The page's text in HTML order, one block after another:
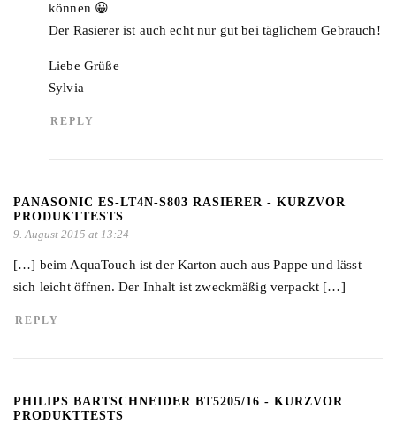
können 😀
Der Rasierer ist auch echt nur gut bei täglichem Gebrauch!
Liebe Grüße
Sylvia
REPLY
PANASONIC ES-LT4N-S803 RASIERER - KURZVOR
PRODUKTTESTS
9. August 2015 at 13:24
[…] beim AquaTouch ist der Karton auch aus Pappe und lässt
sich leicht öffnen. Der Inhalt ist zweckmäßig verpackt […]
REPLY
PHILIPS BARTSCHNEIDER BT5205/16 - KURZVOR
PRODUKTTESTS